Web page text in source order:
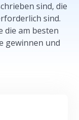
sind, die
sind.
die am besten
gewinnen und